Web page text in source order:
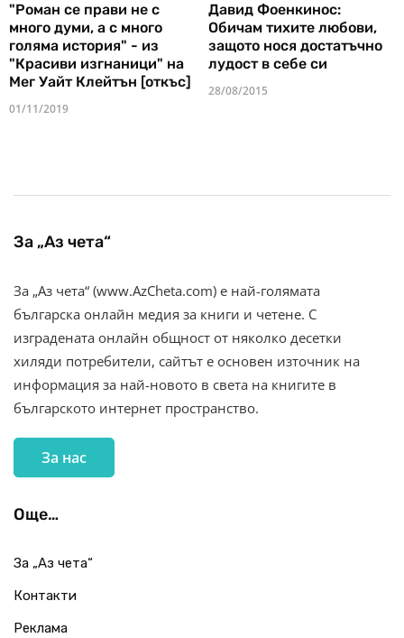
"Роман се прави не с
много думи, а с много
голяма история" - из
"Красиви изгнаници" на
Мег Уайт Клейтън [откъс]
01/11/2019
Давид Фоенкинос:
Обичам тихите любови,
защото нося достатъчно
лудост в себе си
28/08/2015
За „Аз чета“
За „Аз чета“ (www.AzCheta.com) е най-голямата
българска онлайн медия за книги и четене. С
изградената онлайн общност от няколко десетки
хиляди потребители, сайтът е основен източник на
информация за най-новото в света на книгите в
българското интернет пространство.
За нас
Още…
За „Аз чета“
Контакти
Реклама